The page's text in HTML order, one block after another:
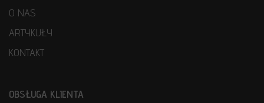
O NAS
ARTYKUŁY
KONTAKT
OBSŁUGA KLIENTA